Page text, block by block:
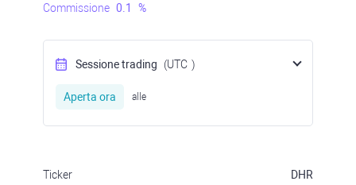
Commissione 0.1 %
Sessione trading (UTC )
Aperta ora alle
Ticker DHR